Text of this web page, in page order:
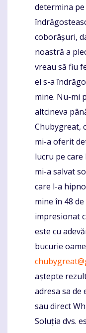
determina
coborâșuri,
noastră a
vreau să fiu
el s-a
mine. Nu-mi
altcineva
Chubygreat,
mi-a oferit
lucru pe
mi-a salvat
care l-a
mine în 48
impresionat
este cu
bucurie
aștepte
adresa sa de
sau direct
Soluția dvs.